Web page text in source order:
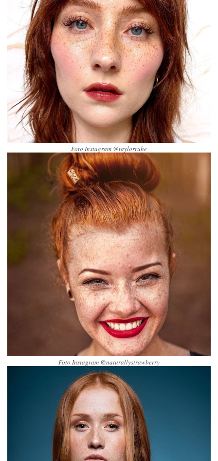
Foto Instagram @taylorruhe
Foto Instagram @naturallystrawberry